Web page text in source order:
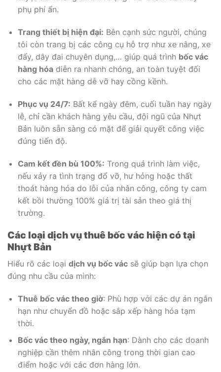
phụ phí ẩn.
Trang thiết bị hiện đại: Bên cạnh sức người, chúng
tôi còn trang bị các công cụ hỗ trợ như xe nâng, xe
đẩy, dây đai chuyên dụng,… giúp quá trình bốc vác
hàng hóadiễn ra nhanh chóng, an toàn tuyệt đối
cho các mặt hàng dễ vỡ hay cồng kềnh.
Phục vụ 24/7: Bất kể ngày đêm, cuối tuần hay ngày
lễ, chỉ cần khách hàng yêu cầu, đội ngũ của Nhựt
Bản luôn sẵn sàng có mặt để giải quyết công việc
đúng tiến độ.
Cam kết đền bù 100%: Trong quá trình làm việc,
nếu xảy ra tình trạng đổ vỡ, hư hỏng hoặc thất
thoát hàng hóa do lỗi của nhân công, công ty cam
kết bồi thường 100% giá trị tài sản theo giá thị
trường.
Các loại dịch vụ thuê bốc vác hiện có tại
Nhựt Bản
Hiểu rõ các loại dịch vụ bốc vác sẽ giúp bạn lựa chọn
đúng nhu cầu của mình:
Thuê bốc vác theo giờ: Phù hợp với các dự án ngắn
hạn như chuyển đồ hoặc sắp xếp hàng hóa tạm
thời.
Bốc vác theo ngày, ngắn hạn: Dành cho các doanh
nghiệp cần thêm nhân công trong thời gian cao
điểm hoặc với các đơn hàng lớn.